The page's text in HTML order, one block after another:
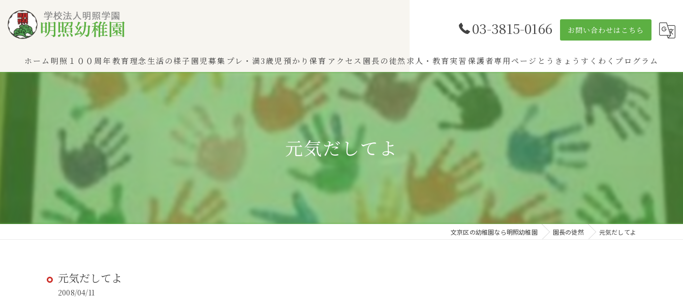
03-3815-0166 お問い合わせはこちら
ホーム 明照１００周年教育理念生活の様子 園児募集 プレ・満3歳児
わかば（0～2歳児）
ひよこぐみ（1〜2歳児）
ふたばぐみ(満3歳児)
預かり保育 アクセス 園長の徒然 求人・教育実習 保護者専用ページ とうきょうすくわくプログラム
元気だしてよ
文京区の幼稚園なら明照幼稚園 園長の徒然 元気だしてよ
元気だしてよ
2008/04/11